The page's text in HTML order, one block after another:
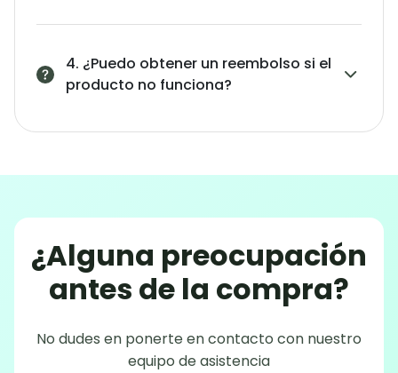
4. ¿Puedo obtener un reembolso si el
producto no funciona?
¿Alguna preocupación
antes de la compra?
No dudes en ponerte en contacto con nuestro
equipo de asistencia